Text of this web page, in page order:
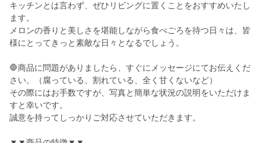
キッチンとは言わず、ぜひリビングに置くことをおすすめいたし
ます。
メロンの香りと美しさを堪能しながら食べごろを待つ日々は、皆
様にとってきっと素敵な日々となるでしょう。
🛑商品に問題がありましたら、すぐにメッセージにてお伝えくだ
さい。（腐っている、割れている、全く甘くないなど）
その際にはお手数ですが、写真と簡単な状況の説明をいただけま
すと幸いです。
誠意を持ってしっかりご対応させていただきます。